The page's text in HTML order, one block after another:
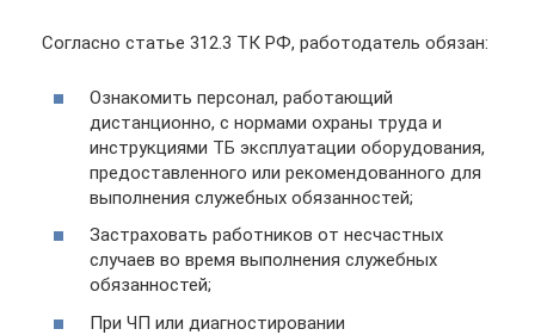
Согласно статье 312.3 ТК РФ, работодатель обязан:
Ознакомить персонал, работающий
дистанционно, с нормами охраны труда и
инструкциями ТБ эксплуатации оборудования,
предоставленного или рекомендованного для
выполнения служебных обязанностей;
Застраховать работников от несчастных
случаев во время выполнения служебных
обязанностей;
При ЧП или диагностировании